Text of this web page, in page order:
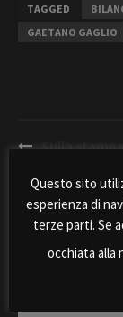
TAGGED
GAETANO GAGLIO
PostSulla
Questo sito
esperienza di
terze parti. Se
occhiata alla